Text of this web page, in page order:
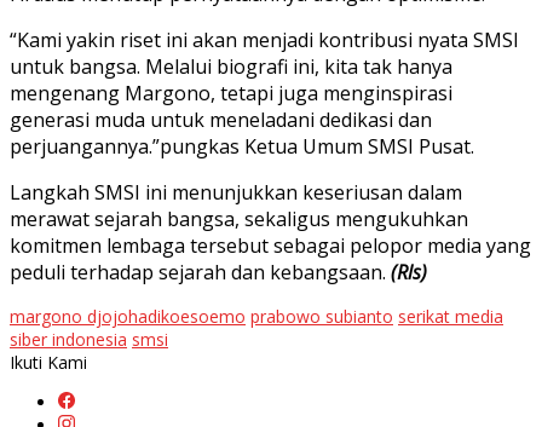
“Kami yakin riset ini akan menjadi kontribusi nyata SMSI
untuk bangsa. Melalui biografi ini, kita tak hanya
mengenang Margono, tetapi juga menginspirasi
generasi muda untuk meneladani dedikasi dan
perjuangannya.”pungkas Ketua Umum SMSI Pusat.
Langkah SMSI ini menunjukkan keseriusan dalam
merawat sejarah bangsa, sekaligus mengukuhkan
komitmen lembaga tersebut sebagai pelopor media yang
peduli terhadap sejarah dan kebangsaan. (Rls)
margono djojohadikoesoemo prabowo subianto serikat media
siber indonesia smsi
Ikuti Kami